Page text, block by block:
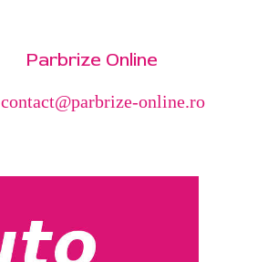
Parbrize Online
contact@parbrize-online.ro